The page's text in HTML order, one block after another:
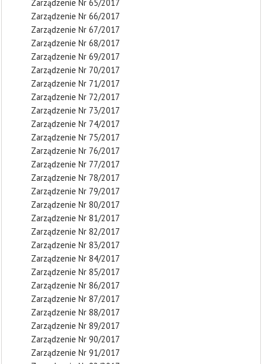
Zarządzenie Nr 65/2017
Zarządzenie Nr 66/2017
Zarządzenie Nr 67/2017
Zarządzenie Nr 68/2017
Zarządzenie Nr 69/2017
Zarządzenie Nr 70/2017
Zarządzenie Nr 71/2017
Zarządzenie Nr 72/2017
Zarządzenie Nr 73/2017
Zarządzenie Nr 74/2017
Zarządzenie Nr 75/2017
Zarządzenie Nr 76/2017
Zarządzenie Nr 77/2017
Zarządzenie Nr 78/2017
Zarządzenie Nr 79/2017
Zarządzenie Nr 80/2017
Zarządzenie Nr 81/2017
Zarządzenie Nr 82/2017
Zarządzenie Nr 83/2017
Zarządzenie Nr 84/2017
Zarządzenie Nr 85/2017
Zarządzenie Nr 86/2017
Zarządzenie Nr 87/2017
Zarządzenie Nr 88/2017
Zarządzenie Nr 89/2017
Zarządzenie Nr 90/2017
Zarządzenie Nr 91/2017